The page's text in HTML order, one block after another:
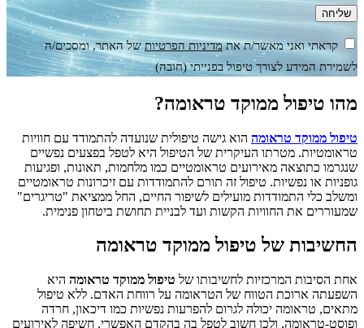
קראתי ואני מאשר/ת אתמדיניות הפרטיותשל האתר, ומסכים/ה
לשמירת המידע לצורך טיפול בפנייתי (חובה)
מהו טיפול ממוקד טראומה?
טיפול ממוקד טראומה הוא גישה טיפולית שנועדה להתמודד עם חוויות
טראומטיות. מטרתו העיקרית של הטיפול היא לטפל בפצעים נפשיים
שנגרמו כתוצאה מאירועים טראומטיים כמו מלחמות, תאונות, ופגיעות
גופניות או נפשיות. טיפול זה תורם להתמודדות עם זיכרונות טראומטיים
ומשלב כלי התמודדות מועילים לשיפור החיים, החל ממציאת "טריגרים"
שמעוררים את החוויות הקשות ועד לבניית תחושת ביטחון פנימית.
החשיבות של טיפול ממוקד טראומה
אחת הסיבות המרכזיות לחשיבותו של טיפול ממוקד טראומה היא
השפעתה ארוכת הטווח של הטראומה על רווחת האדם. ללא טיפול
מתאים, טראומה יכולה לגרום להפרעות נפשיות כמו דיכאון, חרדה
ופוסט-טראומה, ולכן חשוב לטפל בה בהקדם האפשרי. חשיפה לאירועים